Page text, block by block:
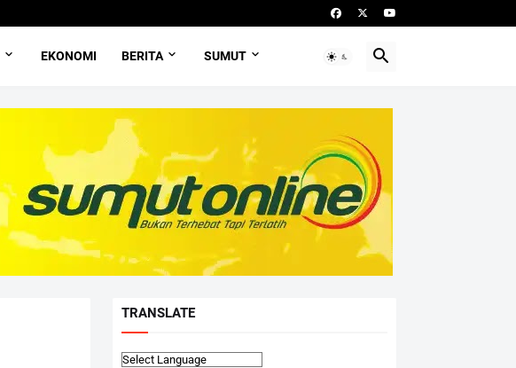
EKONOMI BERITA SUMUT
TRANSLATE